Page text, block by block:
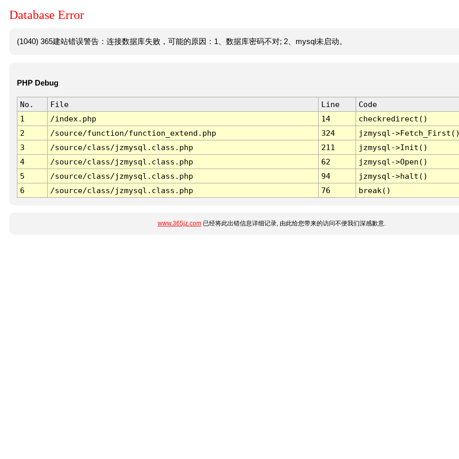
Database Error
(1040) 365建站错误警告：连接数据库失败，可能的原因：1、数据库密码不对; 2、mysql未启动。
PHP Debug
No. File Line
Code
1
/index.php 14
checkredirect()
2
/source/function/function_extend.php 324
jzmysql-
3
/source/class/jzmysql.class.php 211
jzmysql->Init()
4
/source/class/jzmysql.class.php 62
jzmysql->Open()
5
/source/class/jzmysql.class.php 94
jzmysql->halt()
6
/source/class/jzmysql.class.php 76 break()
www.365jz.com已经将此出错信息详细记录, 由此给您带来的访问不便我们深感歉意.